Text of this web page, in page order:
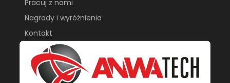
Pracuj z nami
Nagrody i wyróżnienia
Kontakt